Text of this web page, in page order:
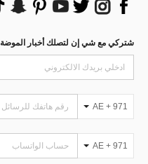
شتركي مع شي إن لتصلك أخبار الموضة
AE + 971
AE + 971